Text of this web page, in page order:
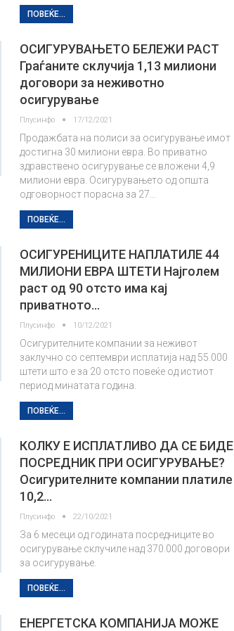
ПОВЕЌЕ...
ОСИГУРУВАЊЕТО БЕЛЕЖИ РАСТ
Граѓаните склучија 1,13 милиони
договори за неживотно
осигурување
Плусинфо 17/12/2021
Продажбата на полиси за осигурување имот
достигна 30 милиони евра. Во приватно
здравствено осигурување се вложени 4,9
милиони евра. Осигурувањето од општа
одговорност порасна за 27…
ПОВЕЌЕ...
ОСИГУРЕНИЦИТЕ НАПЛАТИЛЕ 44
МИЛИОНИ ЕВРА ШТЕТИ Најголем
раст од 90 отсто има кај
приватното…
Плусинфо 10/12/2021
Осигурителните компании за неживот
заклучно со септември исплатија над 55.000
штети што е за 20 отсто повеќе од истиот
период минатата година.
ПОВЕЌЕ...
КОЛКУ Е ИСПЛАТЛИВО ДА СЕ БИДЕ
ПОСРЕДНИК ПРИ ОСИГУРУВАЊЕ?
Осигурителните компании платиле
10,2…
Плусинфо 22/10/2021
За 6 месеци од годината посредниците во
осигурување склучиле над 370.000 договори
за осигурување.
ПОВЕЌЕ...
ЕНЕРГЕТСКА КОМПАНИЈА МОЖЕ